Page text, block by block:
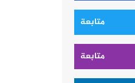
متابعة
متابعة